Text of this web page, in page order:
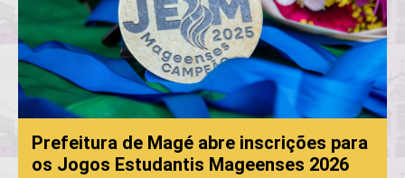
Prefeitura de Magé abre inscrições para
os Jogos Estudantis Mageenses 2026